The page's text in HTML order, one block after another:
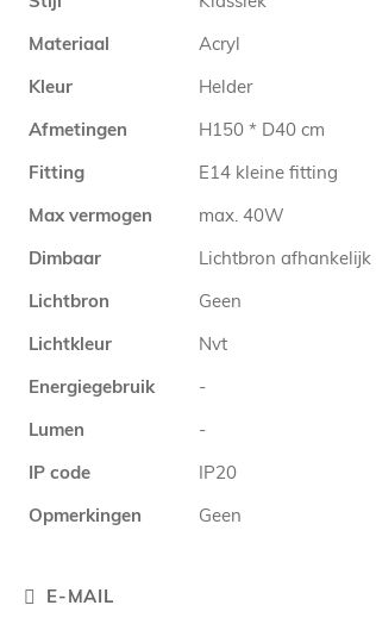
Materiaal
Acryl
Kleur
Helder
Afmetingen
H150 * D40 cm
Fitting
E14 kleine fitting
Max vermogen
max. 40W
Dimbaar
Lichtbron afhankelijk
Lichtbron
Geen
Lichtkleur
Nvt
Energiegebruik
-
Lumen
-
IP code
IP20
Opmerkingen
Geen
E-MAIL